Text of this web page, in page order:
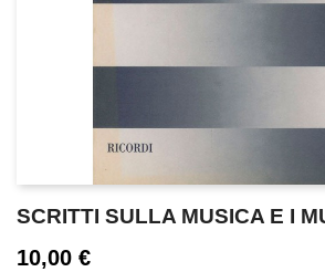
SCRITTI SULLA MUSICA E I
10,00 €